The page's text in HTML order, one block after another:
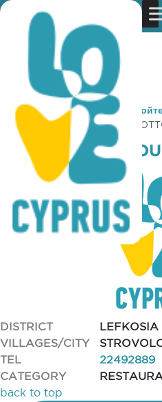
You are here: Home »
Gastronomy
» TO MIKRO
TO MIKRO
DISTRICT
LEFKOSIA
VILLAGES/CITY
TEL
22492889
CATEGORY
back to top